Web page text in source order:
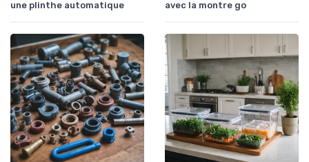
une plinthe automatique
avec la montre go